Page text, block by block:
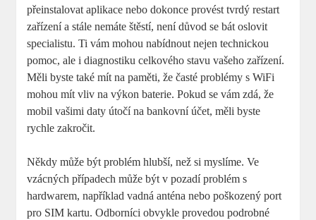
přeinstalovat aplikace nebo dokonce provést tvrdý restart
zařízení a stále nemáte štěstí, není důvod se bát oslovit
specialistu. Ti vám mohou nabídnout nejen technickou
pomoc, ale i diagnostiku celkového stavu vašeho zařízení.
Měli byste také mít na paměti, že časté problémy s WiFi
mohou mít vliv na výkon baterie. Pokud se vám zdá, že
mobil vašimi daty útočí na bankovní účet, měli byste
rychle zakročit.
Někdy může být problém hlubší, než si myslíme. Ve
vzácných případech může být v pozadí problém s
hardwarem, například vadná anténa nebo poškozený port
pro SIM kartu. Odborníci obvykle provedou podrobné